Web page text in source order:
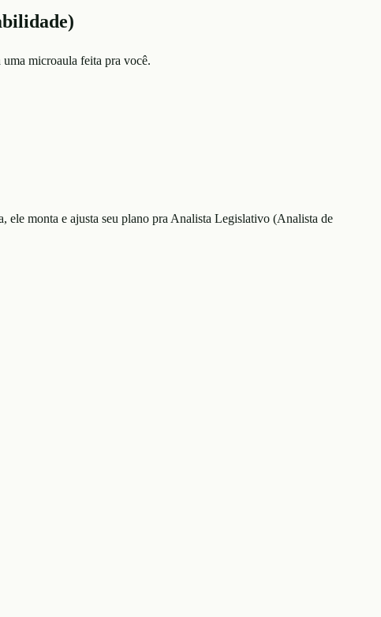
microaula feita pra você.
ele monta e ajusta seu plano pra Analista Legislativo (Analista de